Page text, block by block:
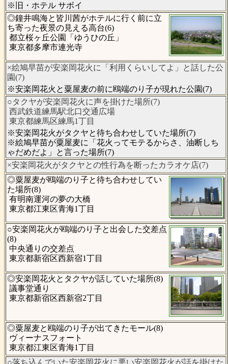
※旧・ホテル サボイ
◎鐘井鳴海と皆川茜がホテルに行く前に立
ち寄った夜景の見える高台(6)
都立桜ヶ丘公園「ゆうひの丘」
東京都多摩市連光寺
×絵鳩早苗が安楽岡花火に「利用くらいしてよ」と話した公
園(7)
※安楽岡花火と粟屋麦の前に鴎端のり子が現れた公園(7)
○タクヤが安楽岡花火に声を掛けた場所(7)
西武鉄道練馬駅北口交通広場
東京都練馬区練馬1丁目
※安楽岡花火がタクヤと待ち合わせしていた場所(7)
※絵鳩早苗が粟屋麦に「花火ってモテるからさ、油断しち
ゃだめだよ」と言った場所(7)
×安楽岡花火がタクヤとの性行為を断ったカラオケ店(7)
◎粟屋麦が鴎端のり子と待ち合わせしてい
た場所(8)
有明南運河の夢の大橋
東京都江東区青海1丁目
○安楽岡花火が鴎端のり子と出会した交差点
(8)
中央通りの交差点
東京都新宿区西新宿1丁目
◎安楽岡花火とタクヤが話していた場所(8)
議事堂通り
東京都新宿区西新宿2丁目
◎粟屋麦と鴎端のり子が出てきたモール(8)
ヴィーナスフォート
東京都江東区青海1丁目
○落ち込んでいた安楽岡花火に悪い安楽岡花火が話を掛けた